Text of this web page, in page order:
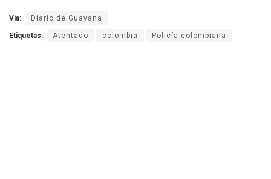
Vía: Diario de Guayana
Etiquetas: Atentado colombia Policía colombiana